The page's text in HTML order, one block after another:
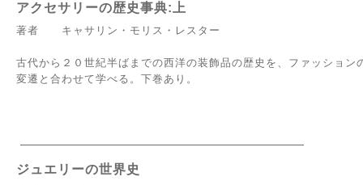
アクセサリーの歴史事典:上
著者 キャサリン・モリス・レスター
古代から２０世紀半ばまでの西洋の装飾品の歴史を、ファッション
変遷と合わせて学べる。下巻あり。
ジュエリーの世界史